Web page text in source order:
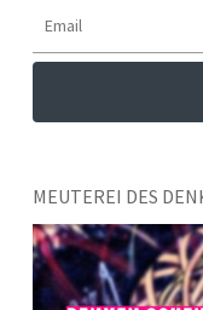
MEUTEREI DES